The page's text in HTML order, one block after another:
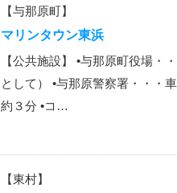
【与那原町】
マリンタウン東浜
【公共施設】 •与那原町役場・
として） •与那原警察署・・・
約３分 •コ…
【東村】